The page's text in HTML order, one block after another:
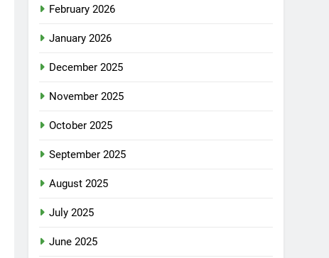
February 2026
January 2026
December 2025
November 2025
October 2025
September 2025
August 2025
July 2025
June 2025